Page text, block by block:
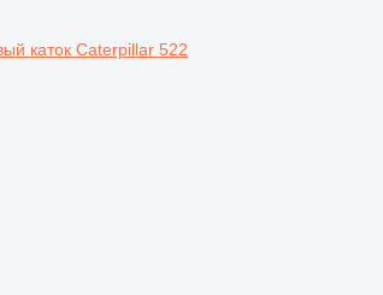
каток Caterpillar 522